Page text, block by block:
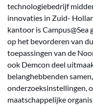
technologiebedrijf
innovaties in Zuid-
kantoor is
op het bevorderen van
toepassingen van de
ook Demcon deel
belanghebbenden
onderzoeksinstellingen,
maatschappelijke